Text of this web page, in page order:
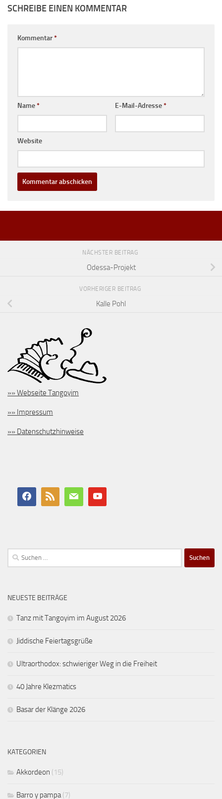
SCHREIBE EINEN KOMMENTAR
Kommentar*
Name* E-Mail-Adresse*
Website
NÄCHSTER BEITRAG
Odessa-Projekt
VORHERIGER BEITRAG
Kalle Pohl
»» Webseite Tangoyim
»» Impressum
»» Datenschutzhinweise
Suchen
nach:
NEUESTE BEITRÄGE
Tanz mit Tangoyim im August 2026
Jiddische Feiertagsgrüße
Ultraorthodox: schwieriger Weg in die Freiheit
40 Jahre Klezmatics
Basar der Klänge 2026
KATEGORIEN
Akkordeon (15)
Barro y pampa (7)